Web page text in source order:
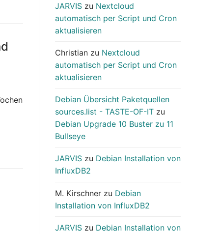
JARVIS zu Nextcloud
automatisch per Script und Cron
aktualisieren
Christian zu Nextcloud
automatisch per Script und Cron
aktualisieren
Debian Übersicht Paketquellen
sources.list - TASTE-OF-IT zu
Debian Upgrade 10 Buster zu 11
Bullseye
JARVIS zu Debian Installation von
InfluxDB2
M. Kirschner zu Debian
Installation von InfluxDB2
JARVIS zu Debian Installation von